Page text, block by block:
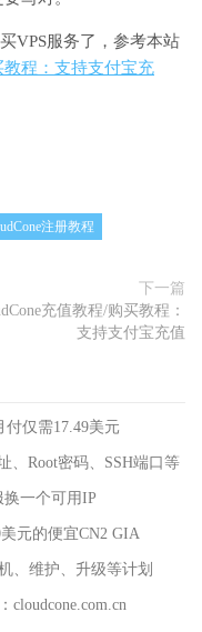
VPS服务了，参考本站
教程：支持支付宝充
注册教程
下一篇
充值教程/购买教程：
支持支付宝充值
付仅需17.49美元
、Root密码、SSH端口等
换一个可用IP
元的便宜CN2 GIA
、维护、升级等计划
cloudcone.com.cn